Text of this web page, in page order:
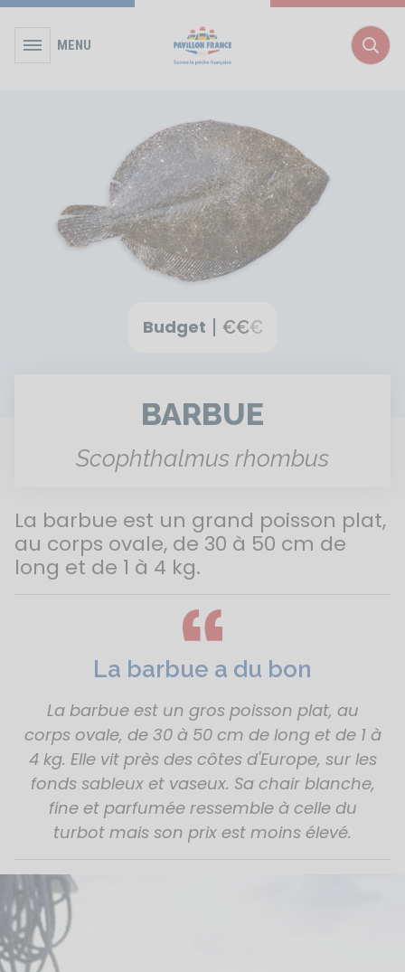
MENU
Budget €€€
BARBUE
Scophthalmus rhombus
La barbue est un grand poisson plat,
au corps ovale, de 30 à 50 cm de
long et de 1 à 4 kg.
La barbue a du bon
La barbue est un gros poisson plat, au
corps ovale, de 30 à 50 cm de long et de 1 à
4 kg. Elle vit près des côtes d'Europe, sur les
fonds sableux et vaseux. Sa chair blanche,
fine et parfumée ressemble à celle du
turbot mais son prix est moins élevé.